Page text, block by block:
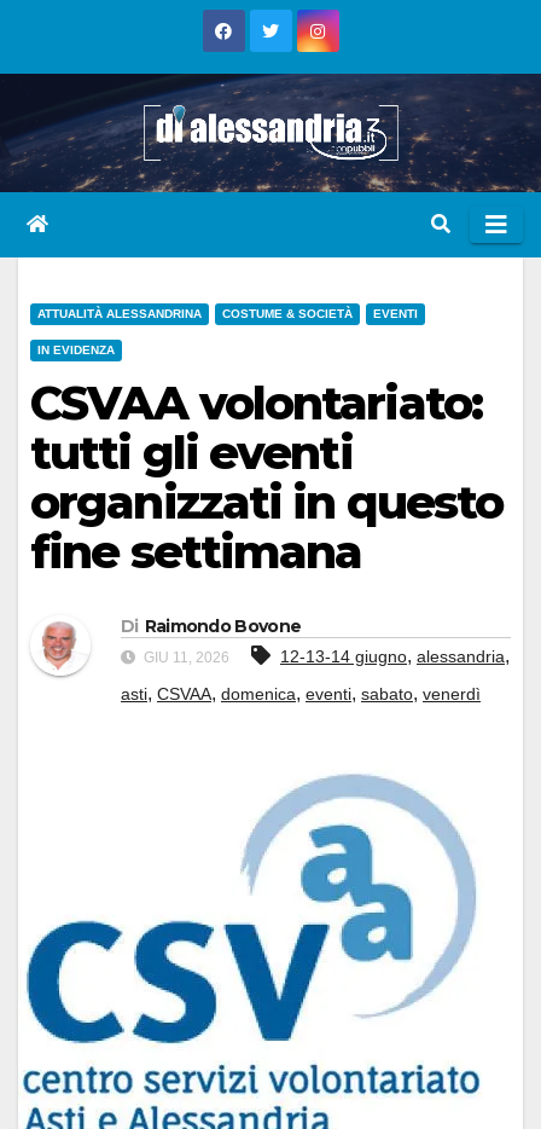
ATTUALITÀ ALESSANDRINA COSTUME & SOCIETÀ EVENTI
IN EVIDENZA
CSVAA volontariato:
tutti gli eventi
organizzati in questo
fine settimana
Di Raimondo Bovone
GIU 11, 2026 12-13-14 giugno, alessandria,
asti, CSVAA, domenica, eventi, sabato, venerdì